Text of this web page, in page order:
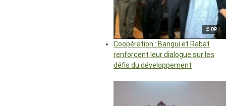
© DR
Coopération : Bangui et Rabat
renforcent leur dialogue sur les
défis du développement